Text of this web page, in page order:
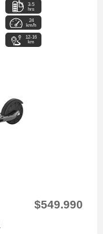
3-5
hrs
24
km/h
12-16
km
$549.990